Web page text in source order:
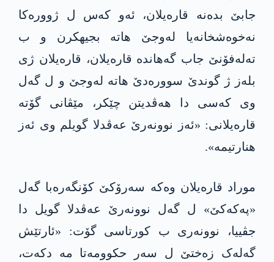
جابێ بدەنە قارەیلان، ئەو کەس ل ژوورەکا
نەخوەشخانەیا لەوجێ ھاتە بجیهکرن و ب
تەلەفۆنێ جاب گەهاندە قارەیلان، قارەیلان ژی
بلەز ژ گوندێ سوورەدێ ھاتە لەوجێ و ل گەل
وی کەسی دا ھەڤدیتن چێکر، مێڤانی گۆتە
قارەیلانی: «ئەز نوونەرێ عەڤدلا گویلم وی ئەز
هنارتیمە».
موراد قاره‌یلان وەکە سەرۆکێ کۆنگەره‌با گەل
«پەکەکێ» ل گەل نوونەرێ عەڤدلا گویل دا
جڤییا، نوونەری ب کورتاسی گۆت: «ئارتێش
گەلەک زەختێ ل سەر حکوومەتا مە دکەت،